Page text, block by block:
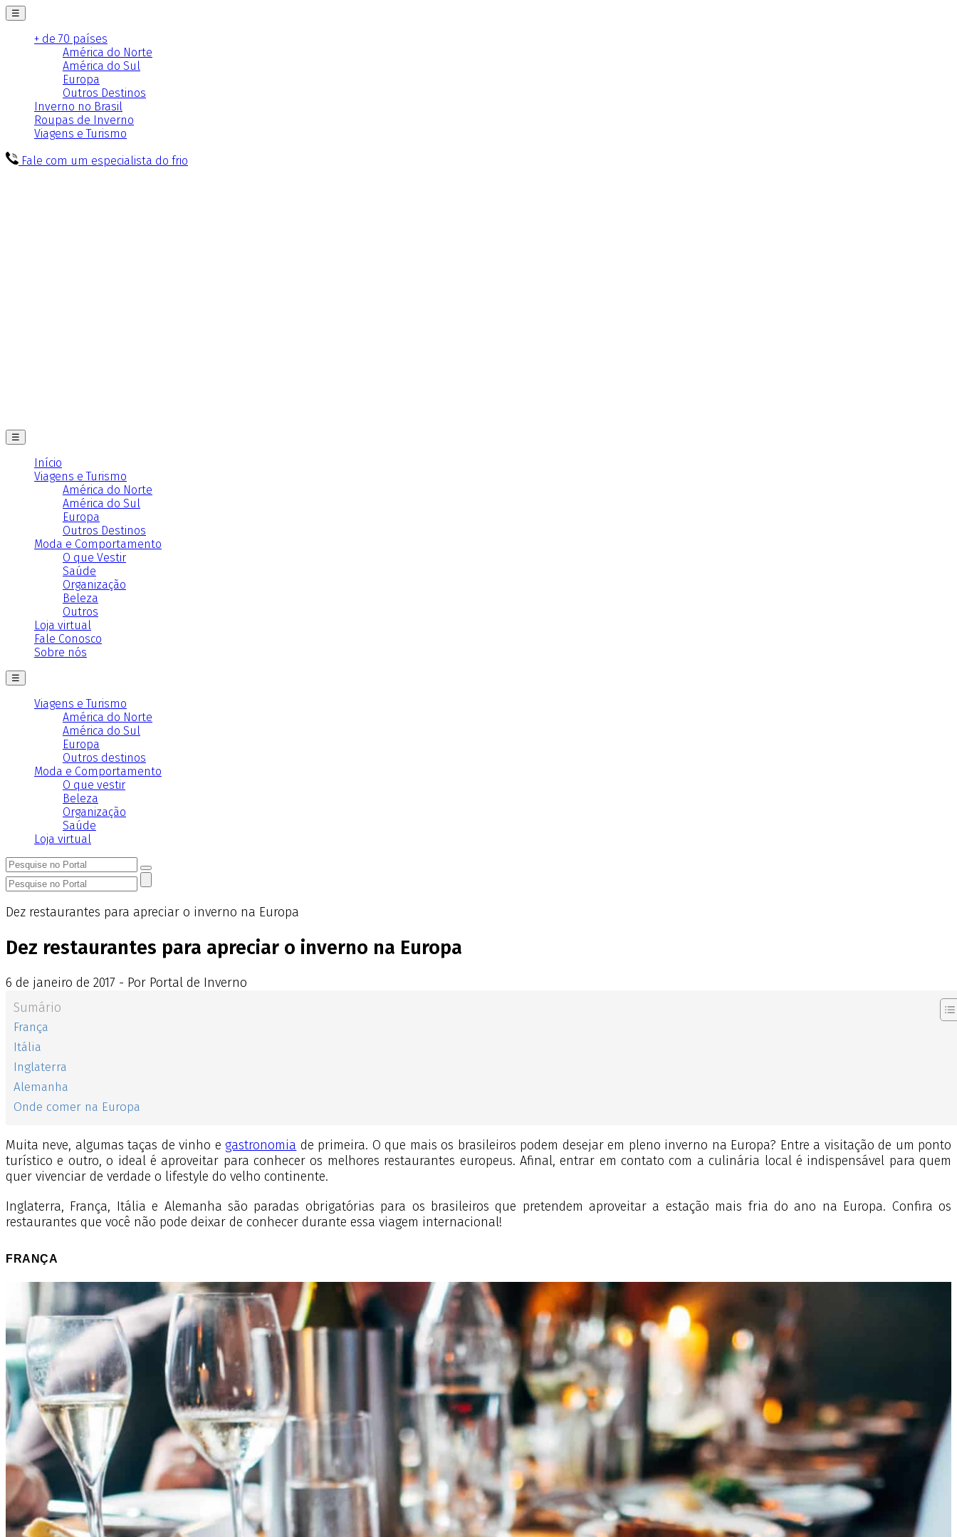
☰
+ de 70 países
América do Norte
América do Sul
Europa
Outros Destinos
Inverno no Brasil
Roupas de Inverno
Viagens e Turismo
Fale com um especialista do frio
☰
Início
Viagens e Turismo
América do Norte
América do Sul
Europa
Outros Destinos
Moda e Comportamento
O que Vestir
Saúde
Organização
Beleza
Outros
Loja virtual
Fale Conosco
Sobre nós
☰
Viagens e Turismo
América do Norte
América do Sul
Europa
Outros destinos
Moda e Comportamento
O que vestir
Beleza
Organização
Saúde
Loja virtual
Dez restaurantes para apreciar o inverno na Europa
Dez restaurantes para apreciar o inverno na Europa
6 de janeiro de 2017 - Por Portal de Inverno
Sumário
França
Itália
Inglaterra
Alemanha
Onde comer na Europa
Muita neve, algumas taças de vinho egastronomia de primeira. O que mais os brasileiros podem desejar em pleno inverno na Europa? Entre a visitação de um ponto
turístico e outro, o ideal é aproveitar para conhecer os melhores restaurantes europeus. Afinal, entrar em contato com a culinária local é indispensável para quem
quer vivenciar de verdade o lifestyle do velho continente.
Inglaterra, França, Itália e Alemanha são paradas obrigatórias para os brasileiros que pretendem aproveitar a estação mais fria do ano na Europa. Confira os
restaurantes que você não pode deixar de conhecer durante essa viagem internacional!
FRANÇA